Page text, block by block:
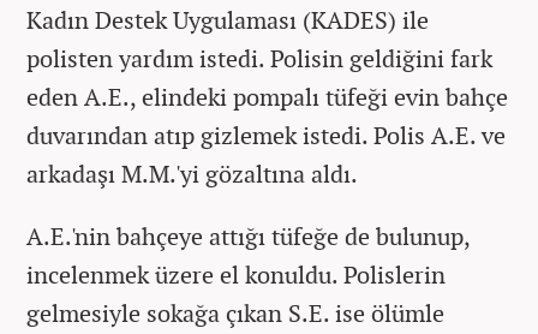
Kadın Destek Uygulaması (KADES) ile
polisten yardım istedi. Polisin geldiğini fark
eden A.E., elindeki pompalı tüfeği evin bahçe
duvarından atıp gizlemek istedi. Polis A.E. ve
arkadaşı M.M.'yi gözaltına aldı.
A.E.'nin bahçeye attığı tüfeğe de bulunup,
incelenmek üzere el konuldu. Polislerin
gelmesiyle sokağa çıkan S.E. ise ölümle